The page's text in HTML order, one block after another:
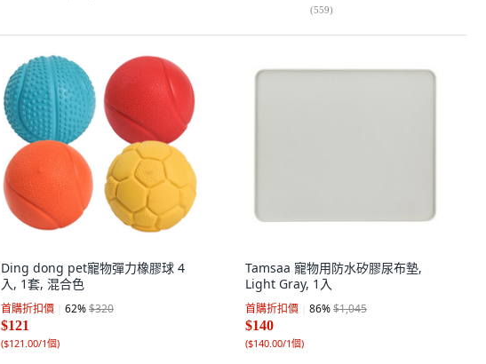
(559)
Ding dong pet寵物彈力橡膠球 4
入, 1套, 混合色
首購折扣價 62%$320
$121
($121.00/1個)
Tamsaa 寵物用防水矽膠尿布墊,
Light Gray, 1入
首購折扣價 86%$1,045
$140
($140.00/1個)